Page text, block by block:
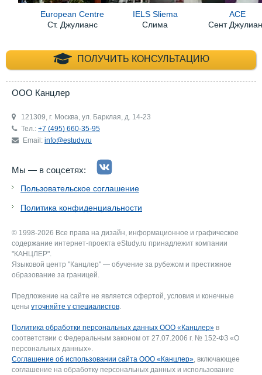
European Centre
Ст. Джулианс
IELS Sliema
Слима
ACE
Сент
ПОЛУЧИТЬ КОНСУЛЬТАЦИЮ
+7 (495) 660-35-
ООО Канцлер
121309, г. Москва, ул. Барклая, д. 14-23
Тел.: +7 (495) 660-35-95
Email: info@estudy.ru
Мы — в соцсетях:
Пользовательское соглашение
Политика конфиденциальности
© 1998-2026 Все права на дизайн, информационное и графическое
содержание интернет-проекта eStudy.ru принадлежит компании
"КАНЦЛЕР".
Языковой центр "Канцлер" — обучение за рубежом и престижное
образование за границей.
Предложение на сайте не является офертой, условия и конечные
цены уточняйте у специалистов.
Политика обработки персональных данных ООО «Канцлер» в
соответствии с Федеральным законом от 27.07.2006 г. № 152-ФЗ «О
персональных данных».
Соглашение об использовании сайта ООО «Канцлер», включающее
соглашение на обработку персональных данных и использование